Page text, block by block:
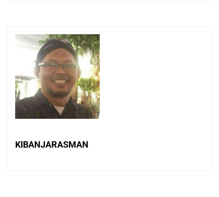
KIBANJARASMAN